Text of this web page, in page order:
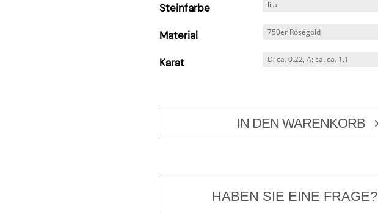
Steinfarbe
Material
Karat
IN DEN WARENKORB
HABEN SIE EINE FRAGE?